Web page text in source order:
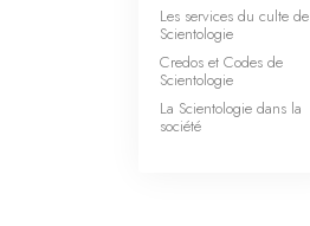
Les services du culte de
Scientologie
Credos et Codes de
Scientologie
La Scientologie dans la
société